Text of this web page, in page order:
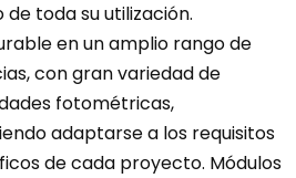
de toda su utilización.
en un amplio rango de
con gran variedad de
fotométricas,
adaptarse a los requisitos
de cada proyecto. Módulos